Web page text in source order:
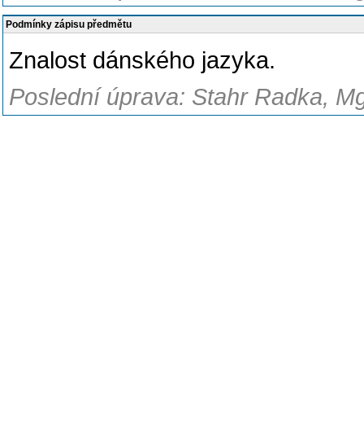
Podmínky zápisu předmětu
Znalost dánského jazyka.
Poslední úprava: Stahr Radka,